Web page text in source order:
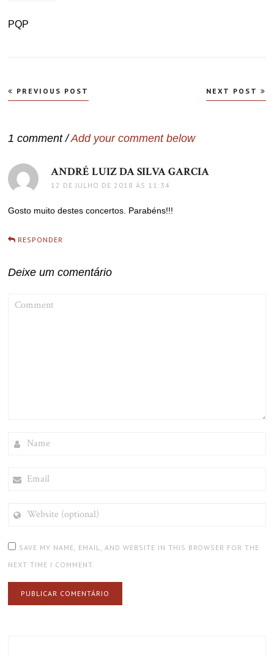
PQP
Navegação
de
PREVIOUS POST NEXT POST
1 comment /Add your comment below
ANDRÉ LUIZ DA SILVA GARCIA
12 DE JULHO DE 2018 ÀS 11:34
Gosto muito destes concertos. Parabéns!!!
RESPONDER
Deixe um comentário
(OPTIONAL)
SAVE MY NAME, EMAIL, AND WEBSITE IN THIS BROWSER FOR THE
NEXT TIME I COMMENT.